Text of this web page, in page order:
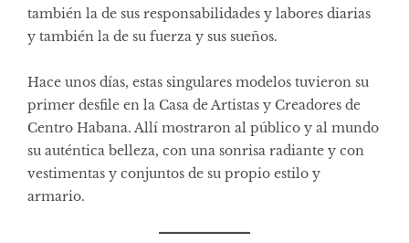
también la de sus responsabilidades y labores diarias
y también la de su fuerza y sus sueños.
Hace unos días, estas singulares modelos tuvieron su
primer desfile en la Casa de Artistas y Creadores de
Centro Habana. Allí mostraron al público y al mundo
su auténtica belleza, con una sonrisa radiante y con
vestimentas y conjuntos de su propio estilo y
armario.